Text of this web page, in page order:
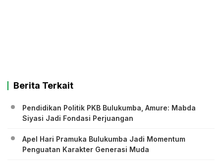
Berita Terkait
Pendidikan Politik PKB Bulukumba, Amure: Mabda
Siyasi Jadi Fondasi Perjuangan
Apel Hari Pramuka Bulukumba Jadi Momentum
Penguatan Karakter Generasi Muda